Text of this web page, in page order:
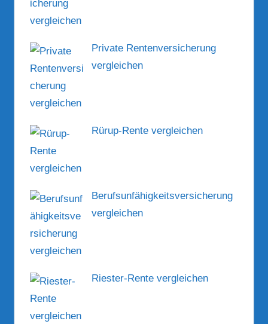
Private Rentenversicherung
vergleichen
Rürup-Rente vergleichen
Berufsunfähigkeitsversicherung
vergleichen
Riester-Rente vergleichen